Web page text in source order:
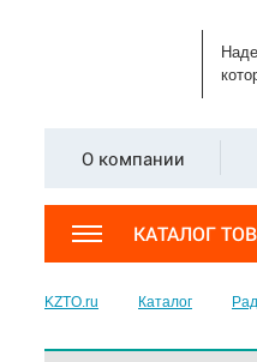
О компании
КАТАЛОГ
KZTO.ru Каталог